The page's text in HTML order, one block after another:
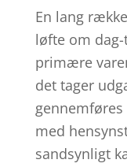
En lang række
løfte om
primære
det tager
med
sandsynligt